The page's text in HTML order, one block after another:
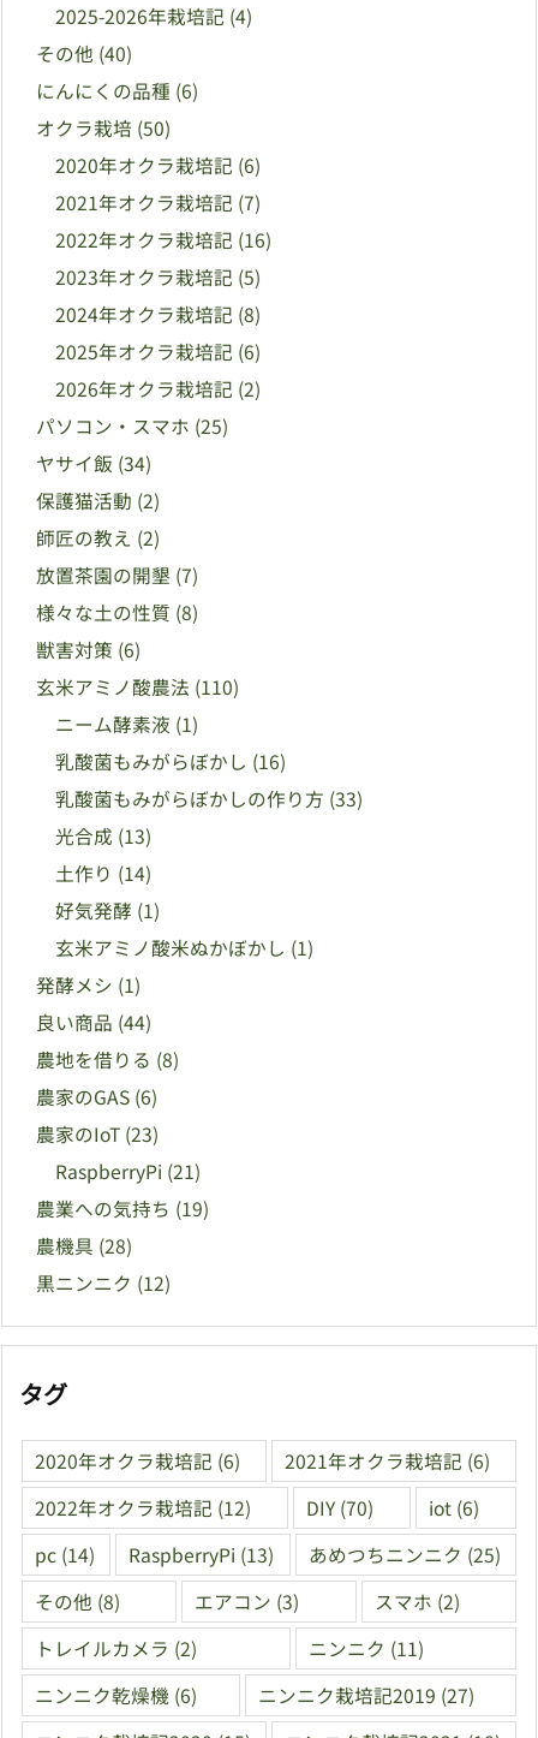
2025-2026年栽培記 (4)
その他 (40)
にんにくの品種 (6)
オクラ栽培 (50)
2020年オクラ栽培記 (6)
2021年オクラ栽培記 (7)
2022年オクラ栽培記 (16)
2023年オクラ栽培記 (5)
2024年オクラ栽培記 (8)
2025年オクラ栽培記 (6)
2026年オクラ栽培記 (2)
パソコン・スマホ (25)
ヤサイ飯 (34)
保護猫活動 (2)
師匠の教え (2)
放置茶園の開墾 (7)
様々な土の性質 (8)
獣害対策 (6)
玄米アミノ酸農法 (110)
ニーム酵素液 (1)
乳酸菌もみがらぼかし (16)
乳酸菌もみがらぼかしの作り方 (33)
光合成 (13)
土作り (14)
好気発酵 (1)
玄米アミノ酸米ぬかぼかし (1)
発酵メシ (1)
良い商品 (44)
農地を借りる (8)
農家のGAS (6)
農家のIoT (23)
RaspberryPi (21)
農業への気持ち (19)
農機具 (28)
黒ニンニク (12)
タグ
2020年オクラ栽培記 (6) 2021年オクラ栽培記 (6)
2022年オクラ栽培記 (12) DIY (70) iot (6)
pc (14) RaspberryPi (13) あめつちニンニク (25)
その他 (8) エアコン (3) スマホ (2)
トレイルカメラ (2) ニンニク (11)
ニンニク乾燥機 (6) ニンニク栽培記2019 (27)